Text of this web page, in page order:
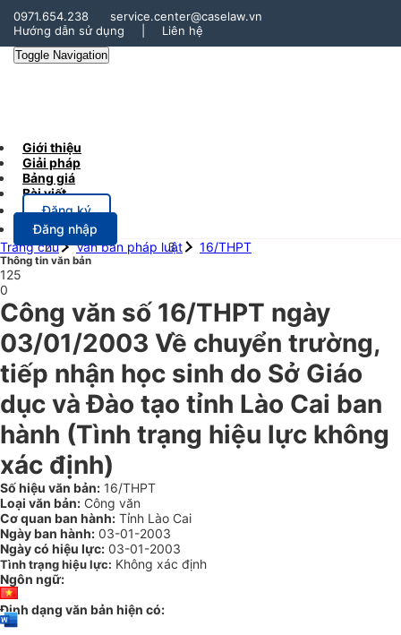
0971.654.238
service.center@caselaw.vn
Hướng dẫn sử dụng
Liên hệ
Toggle Navigation
Giới thiệu
Giải pháp
Bảng giá
Bài viết
Đăng ký
Đăng nhập
Trang chủ
Văn bản pháp luật 16/THPT
Thông tin văn bản
125
0
Công văn số 16/THPT ngày
03/01/2003 Về chuyển trường,
tiếp nhận học sinh do Sở Giáo
dục và Đào tạo tỉnh Lào Cai ban
hành (Tình trạng hiệu lực không
xác định)
Số hiệu văn bản: 16/THPT
Loại văn bản: Công văn
Cơ quan ban hành: Tỉnh Lào Cai
Ngày ban hành: 03-01-2003
Ngày có hiệu lực: 03-01-2003
Tình trạng hiệu lực: Không xác định
Ngôn ngữ:
Định dạng văn bản hiện có: